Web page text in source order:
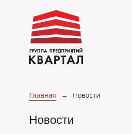
Главная → Новости
Новости